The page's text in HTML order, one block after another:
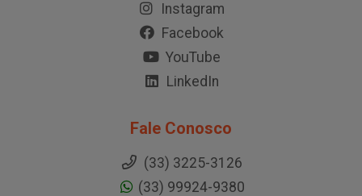
Instagram
Facebook
YouTube
LinkedIn
Fale Conosco
(33) 3225-3126
(33) 99924-9380